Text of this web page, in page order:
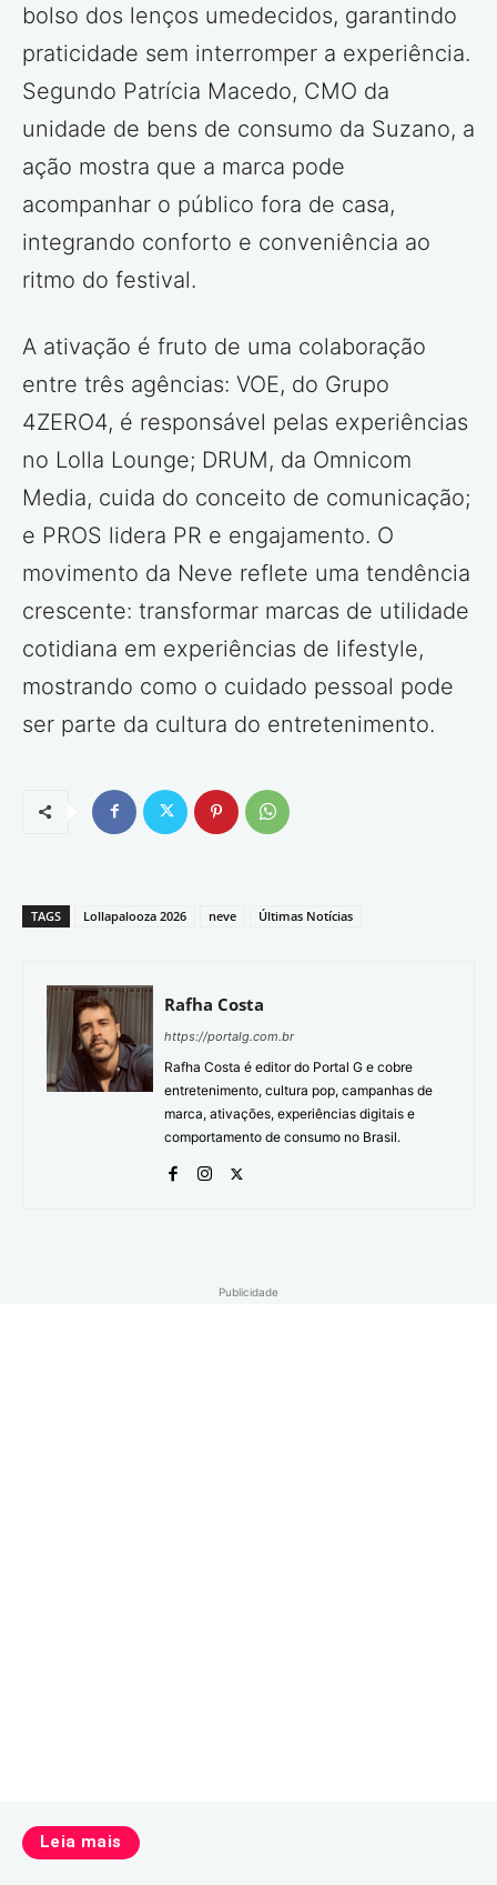
bolso dos lenços umedecidos, garantindo
praticidade sem interromper a experiência.
Segundo Patrícia Macedo, CMO da
unidade de bens de consumo da Suzano, a
ação mostra que a marca pode
acompanhar o público fora de casa,
integrando conforto e conveniência ao
ritmo do festival.
A ativação é fruto de uma colaboração
entre três agências: VOE, do Grupo
4ZERO4, é responsável pelas experiências
no Lolla Lounge; DRUM, da Omnicom
Media, cuida do conceito de comunicação;
e PROS lidera PR e engajamento. O
movimento da Neve reflete uma tendência
crescente: transformar marcas de utilidade
cotidiana em experiências de lifestyle,
mostrando como o cuidado pessoal pode
ser parte da cultura do entretenimento.
TAGS Lollapalooza 2026 neve Últimas Notícias
Rafha Costa
https://portalg.com.br
Rafha Costa é editor do Portal G e cobre
entretenimento, cultura pop, campanhas de
marca, ativações, experiências digitais e
comportamento de consumo no Brasil.
Publicidade
Leia mais